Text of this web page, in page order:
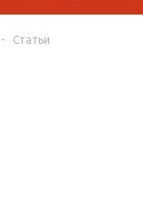
- Статьи